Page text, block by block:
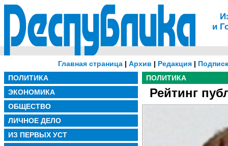
и
Главная страница| Архив | Редакция|
ПОЛИТИКА
ЭКОНОМИКА
ОБЩЕСТВО
ЛИЧНОЕ ДЕЛО
ИЗ ПЕРВЫХ УСТ
ПОЛИТИКА
Рейтинг